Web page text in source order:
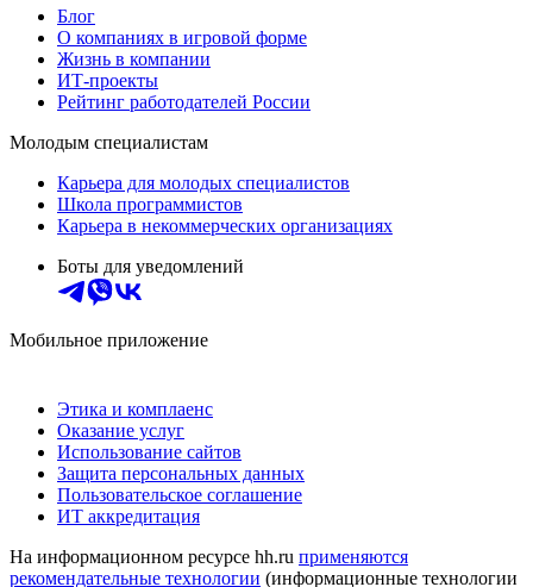
Блог
О компаниях в игровой форме
Жизнь в компании
ИТ-проекты
Рейтинг работодателей России
Молодым специалистам
Карьера для молодых специалистов
Школа программистов
Карьера в некоммерческих организациях
Боты для уведомлений
Мобильное приложение
Этика и комплаенс
Оказание услуг
Использование сайтов
Защита персональных данных
Пользовательское соглашение
ИТ аккредитация
На информационном ресурсе hh.ru применяются
рекомендательные технологии (информационные технологии